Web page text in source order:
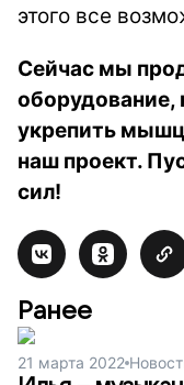
этого все
Сейчас мы
укрепить
наш проект.
сил!
Ранее
21 марта 2022